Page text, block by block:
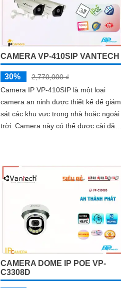
CAMERA VP-410SIP VANTECH
30%
2,770,000 ₫
Camera IP VP-410SIP là một loại
camera an ninh được thiết kế để giám
sát các khu vực trong nhà hoặc ngoài
trời. Camera này có thể được cài đặt
CAMERA DOME IP POE VP-
C3308D